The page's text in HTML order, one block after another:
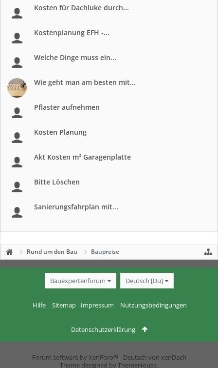
Kosten für Dachluke durch...
Kostenplanung EFH -...
Welche Dinge muss ein...
Wie geht man am besten mit...
Pflaster aufnehmen
Kosten Planung
Akt Kosten m² Garagenplatte
Bitte Löschen
Sanierungsfahrplan mit...
Rund um den Bau Baupreise
Bauexpertenforum Deutsch [Du]
Hilfe Sitemap Impressum Nutzungsbedingungen
Datenschutzerklärung
Forum software by XenForo™ - Deutsch von xenDach
Theme designed by ThemeHouse.